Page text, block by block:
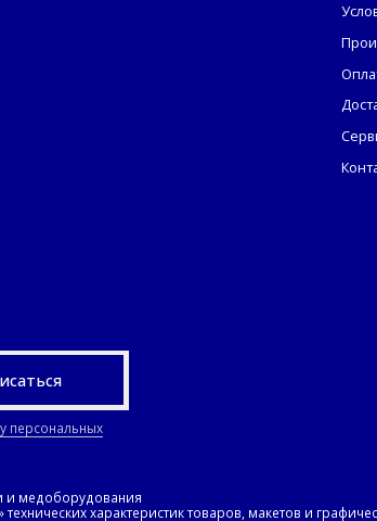
персональных
и медоборудования
характеристик товаров, макетов и